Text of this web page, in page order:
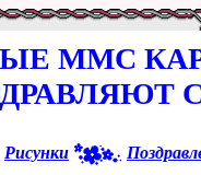
ММС
Рисунки